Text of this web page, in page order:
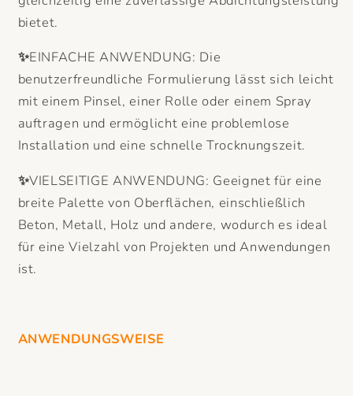
bietet.
✨EINFACHE ANWENDUNG: Die
benutzerfreundliche Formulierung lässt sich leicht
mit einem Pinsel, einer Rolle oder einem Spray
auftragen und ermöglicht eine problemlose
Installation und eine schnelle Trocknungszeit.
✨VIELSEITIGE ANWENDUNG: Geeignet für eine
breite Palette von Oberflächen, einschließlich
Beton, Metall, Holz und andere, wodurch es ideal
für eine Vielzahl von Projekten und Anwendungen
ist.
ANWENDUNGSWEISE